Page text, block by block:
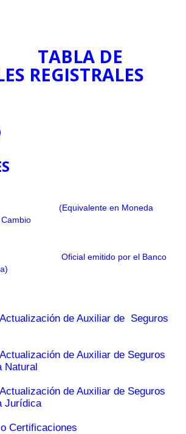
DE
REGISTRALES
en Moneda
por el Banco
de Auxiliar de Seguros
de Auxiliar de Seguros
Natural
de Auxiliar de Seguros
Jurídica
o Certificaciones